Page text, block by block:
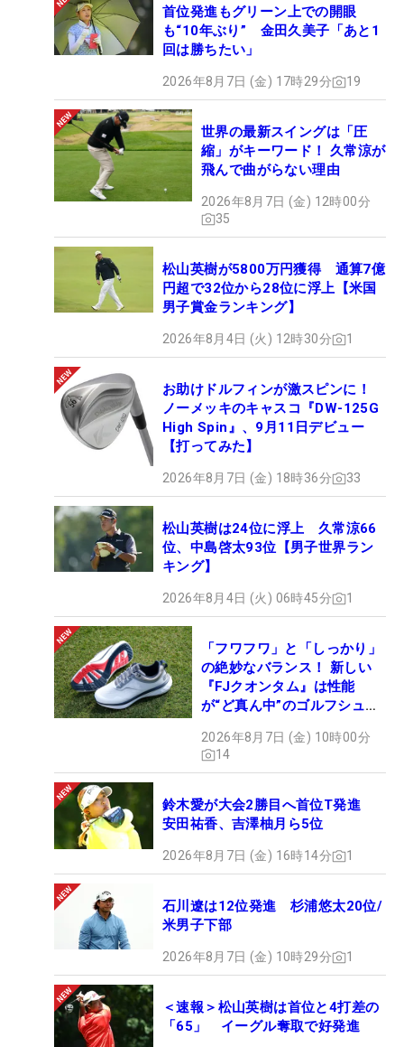
首位発進もグリーン上での開眼
も“10年ぶり” 金田久美子「あと1
回は勝ちたい」
2026年8月7日 (金) 17時29分 19
世界の最新スイングは「圧
縮」がキーワード！ 久常涼が
飛んで曲がらない理由
2026年8月7日 (金) 12時00分
35
松山英樹が5800万円獲得 通算7億
円超で32位から28位に浮上【米国
男子賞金ランキング】
2026年8月4日 (火) 12時30分 1
お助けドルフィンが激スピンに！
ノーメッキのキャスコ『DW-125G
High Spin』、9月11日デビュー
【打ってみた】
2026年8月7日 (金) 18時36分 33
松山英樹は24位に浮上 久常涼66
位、中島啓太93位【男子世界ラン
キング】
2026年8月4日 (火) 06時45分 1
「フワフワ」と「しっかり」
の絶妙なバランス！ 新しい
『FJクオンタム』は性能
が“ど真ん中”のゴルフシュー
2026年8月7日 (金) 10時00分
14
鈴木愛が大会2勝目へ首位T発進
安田祐香、吉澤柚月ら5位
2026年8月7日 (金) 16時14分 1
石川遼は12位発進 杉浦悠太20位/
米男子下部
2026年8月7日 (金) 10時29分 1
＜速報＞松山英樹は首位と4打差の
「65」 イーグル奪取で好発進